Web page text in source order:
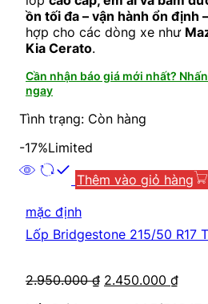
ồn tối đa – vận hành ổn định
hợp cho các dòng xe như
Kia Cerato.
Cần nhận báo giá mới nhất?
ngay
Tình trạng: Còn hàng
-17%Limited
Thêm vào giỏ hàng
mặc định
Lốp Bridgestone 215/50 R17
2.950.000₫ 2.450.000 ₫